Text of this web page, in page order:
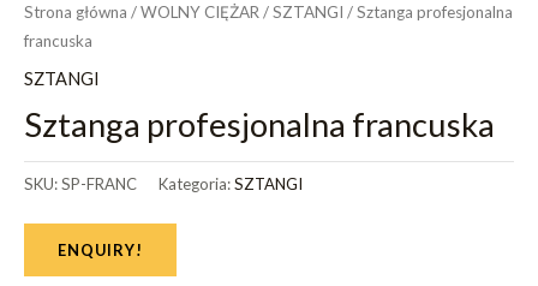
Strona główna /WOLNY CIĘŻAR /SZTANGI / Sztanga profesjonalna
francuska
SZTANGI
Sztanga profesjonalna francuska
SKU:SP-FRANC Kategoria:SZTANGI
ENQUIRY!